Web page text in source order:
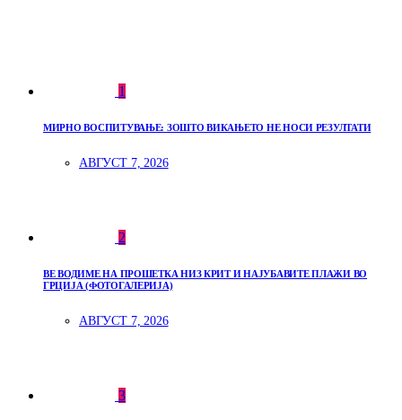
1
МИРНО ВОСПИТУВАЊЕ: ЗОШТО ВИКАЊЕТО НЕ НОСИ РЕЗУЛТАТИ
АВГУСТ 7, 2026
2
ВЕ ВОДИМЕ НА ПРОШЕТКА НИЗ КРИТ И НАЈУБАВИТЕ ПЛАЖИ ВО
ГРЦИЈА (ФОТОГАЛЕРИЈА)
АВГУСТ 7, 2026
3